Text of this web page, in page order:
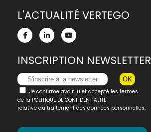
L'ACTUALITÉ VERTEGO
INSCRIPTION NEWSLETTER
Je confirme avoir lu et accepté les termes
de la POLITIQUE DE CONFIDENTIALITÉ
relative au traitement des données personnelles.